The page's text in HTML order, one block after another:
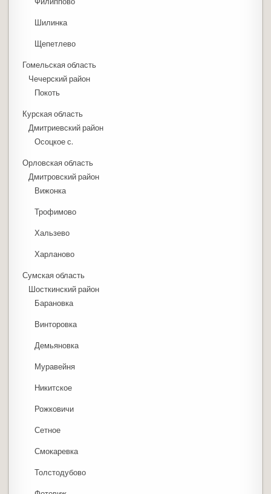
Шилинка
Щепетлево
Гомельская область
Чечерский район
Покоть
Курская область
Дмитриевский район
Осоцкое с.
Орловская область
Дмитровский район
Вижонка
Трофимово
Хальзево
Харланово
Сумская область
Шосткинский район
Барановка
Винторовка
Демьяновка
Муравейня
Никитское
Рожковичи
Сетное
Смокаревка
Толстодубово